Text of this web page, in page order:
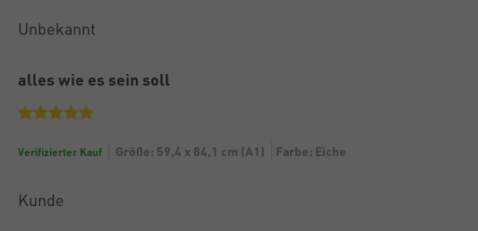
Unbekannt
alles wie es sein soll
Verifizierter Kauf Größe: 59,4 x 84,1 cm (A1) Farbe: Eiche
Kunde